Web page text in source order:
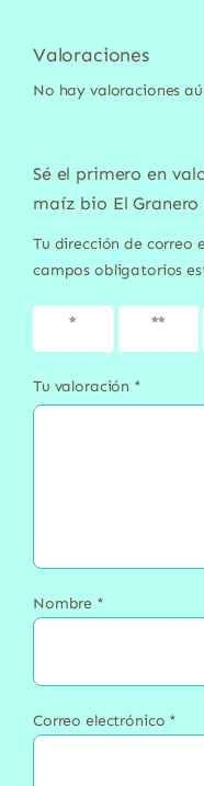
Valoraciones
No hay valoraciones
Sé el primero en
maíz bio El Granero
Tu dirección de correo
campos obligatorios
1 de 5
2 de 5
Tu valoración *
Nombre *
Correo electrónico *